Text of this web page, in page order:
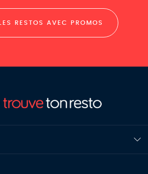
RESTOS AVEC PROMOS